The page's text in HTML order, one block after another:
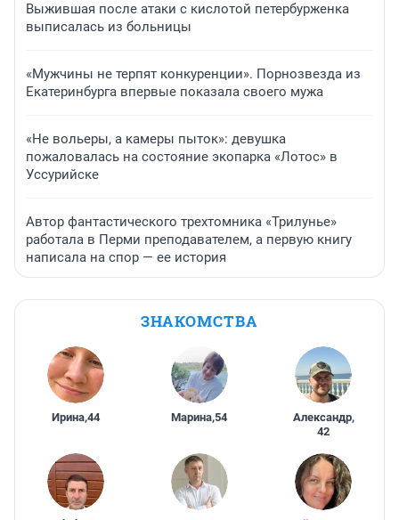
Выжившая после атаки с кислотой петербурженка
выписалась из больницы
«Мужчины не терпят конкуренции». Порнозвезда из
Екатеринбурга впервые показала своего мужа
«Не вольеры, а камеры пыток»: девушка
пожаловалась на состояние экопарка «Лотос» в
Уссурийске
Автор фантастического трехтомника «Трилунье»
работала в Перми преподавателем, а первую книгу
написала на спор — ее история
ЗНАКОМСТВА
Ирина,44 Марина,54 Александр,
42